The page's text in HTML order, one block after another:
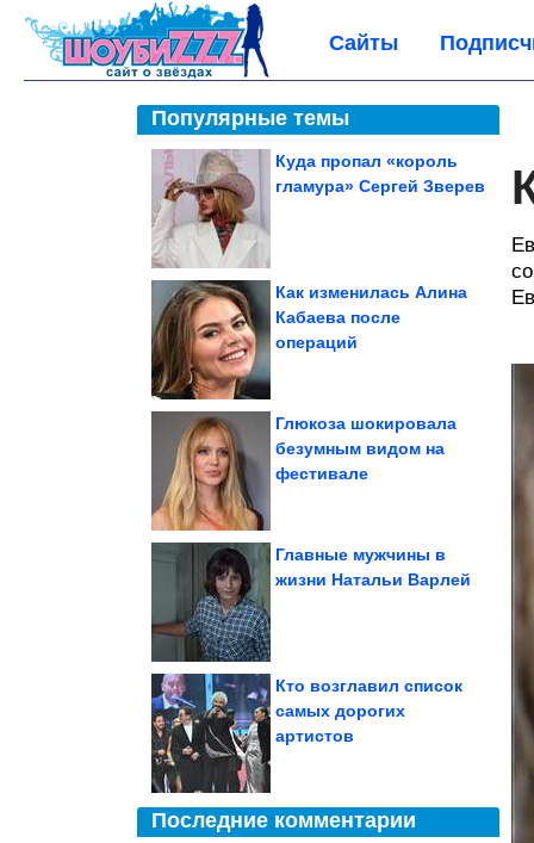
Сайты
Популярные темы
Куда пропал «король
гламура» Сергей Зверев
Как изменилась Алина
Кабаева после
операций
Глюкоза шокировала
безумным видом на
фестивале
Главные мужчины в
жизни Натальи Варлей
Кто возглавил список
самых дорогих
артистов
Последние комментарии